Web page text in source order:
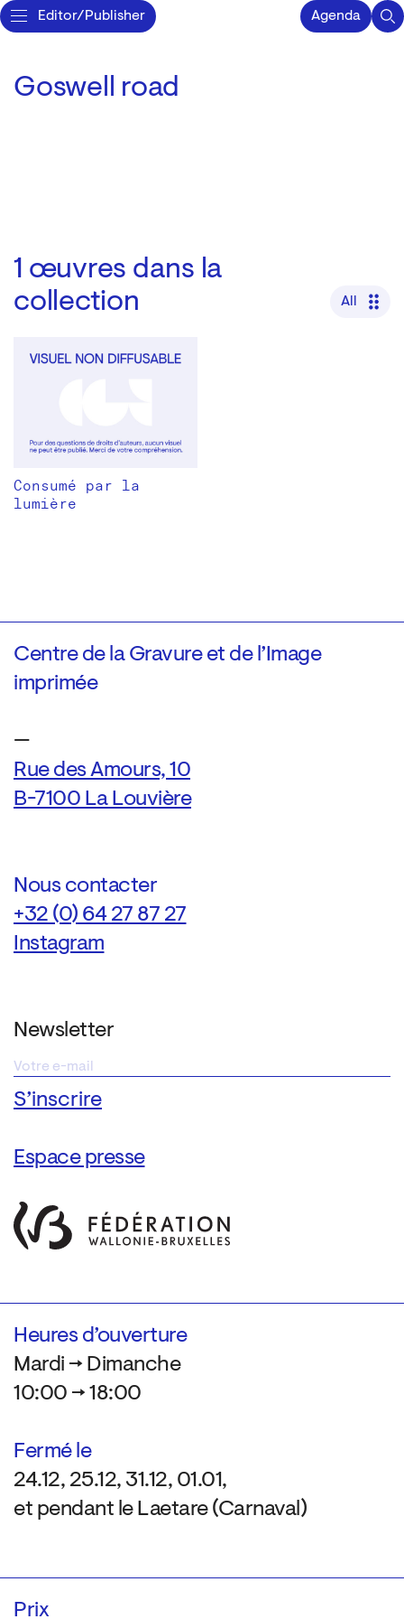
Editor/Publisher Agenda
Goswell road
1 œuvres dans la
collection
All
Consumé par la
lumière
Centre de la Gravure et de l’Image
imprimée
—
Rue des Amours, 10
B-7100 La Louvière
Nous contacter
+32 (0) 64 27 87 27
Instagram
Newsletter
Espace presse
Heures d’ouverture
Mardi → Dimanche
10:00 → 18:00
Fermé le
24.12, 25.12, 31.12, 01.01,
et pendant le Laetare (Carnaval)
Prix